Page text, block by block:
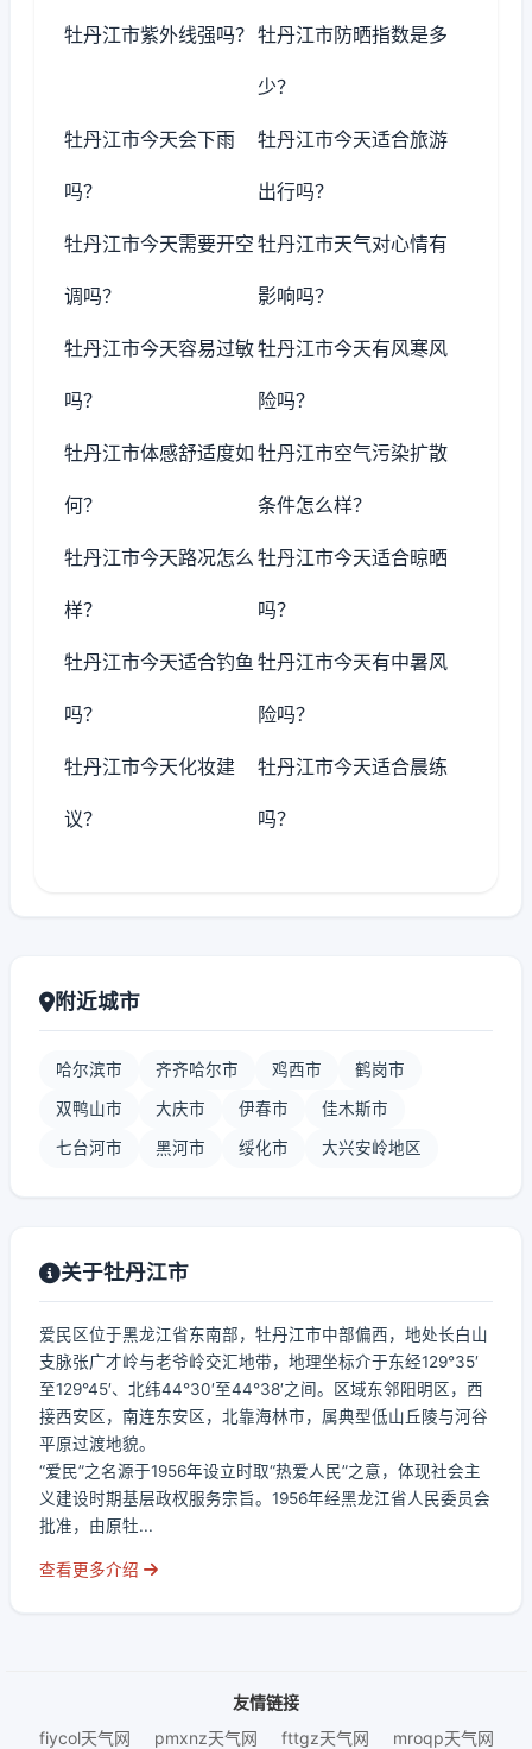
牡丹江市紫外线强吗？ 牡丹江市防晒指数是多
少？
牡丹江市今天会下雨
吗？
牡丹江市今天适合旅游
出行吗？
牡丹江市今天需要开空
调吗？
牡丹江市天气对心情有
影响吗？
牡丹江市今天容易过敏
吗？
牡丹江市今天有风寒风
险吗？
牡丹江市体感舒适度如
何？
牡丹江市空气污染扩散
条件怎么样？
牡丹江市今天路况怎么
样？
牡丹江市今天适合晾晒
吗？
牡丹江市今天适合钓鱼
吗？
牡丹江市今天有中暑风
险吗？
牡丹江市今天化妆建
议？
牡丹江市今天适合晨练
吗？
附近城市
哈尔滨市 齐齐哈尔市 鸡西市 鹤岗市
双鸭山市 大庆市 伊春市 佳木斯市
七台河市 黑河市 绥化市 大兴安岭地区
关于牡丹江市
爱民区位于黑龙江省东南部，牡丹江市中部偏西，地处长白山
支脉张广才岭与老爷岭交汇地带，地理坐标介于东经129°35′
至129°45′、北纬44°30′至44°38′之间。区域东邻阳明区，西
接西安区，南连东安区，北靠海林市，属典型低山丘陵与河谷
平原过渡地貌。
“爱民”之名源于1956年设立时取“热爱人民”之意，体现社会主
义建设时期基层政权服务宗旨。1956年经黑龙江省人民委员会
批准，由原牡...
查看更多介绍
友情链接
fiycol天气网
pmxnz天气网 fttgz天气网 mroqp天气网